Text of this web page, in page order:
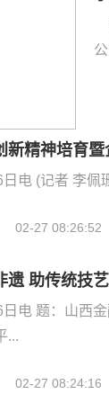
新精神培育
电 (记者 李佩
02-27 08:26:52
遗 助传统技
电 题：山西
...
02-27 08:24:16